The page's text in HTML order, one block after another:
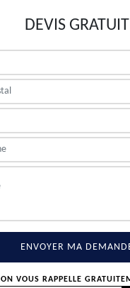
DEVIS GRATUIT
ON VOUS RAPPELLE